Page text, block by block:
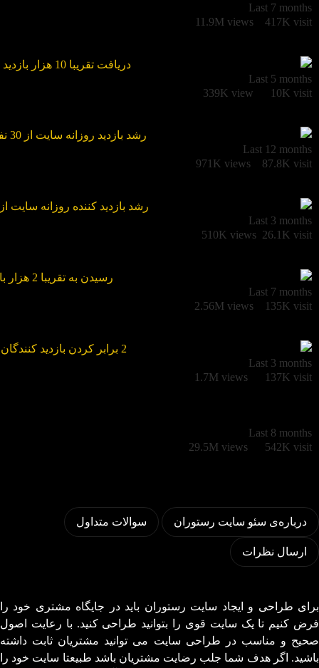
Last 7 months
11.9M views
417K visit
Last 5 months
339K view
10K visit
Last 12 months
971K views
87.8K visit
Last 3 months
510K views 26.1K visit
Last 7 months
2.56M views
135K visit
Last 3 months
1.7M views
137K visit​
Last 8 months
29.5M views
542K visit
درباره‌ی سئو سایت رستوران سوالات متداول
ارسال نظرات
برای طراحی و ایجاد سایت رستوران باید در جایگاه مشتری خود را
فرض کنیم تا یک سایت قوی را بتوانید طراحی کنید. با رعایت اصول
صحیح و مناسب در طراحی سایت می توانید مشتریان ثابت داشته
باشید. اگر هدف شما جلب رضایت مشتریان باشد طبیعتا سایت خود را